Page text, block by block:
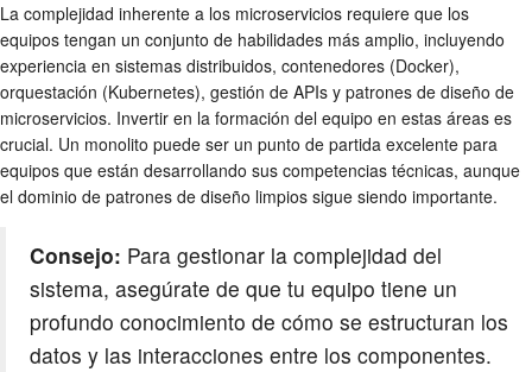
La complejidad inherente a los microservicios requiere que los
equipos tengan un conjunto de habilidades más amplio, incluyendo
experiencia en sistemas distribuidos, contenedores (Docker),
orquestación (Kubernetes), gestión de APIs y patrones de diseño de
microservicios. Invertir en la formación del equipo en estas áreas es
crucial. Un monolito puede ser un punto de partida excelente para
equipos que están desarrollando sus competencias técnicas, aunque
el dominio de patrones de diseño limpios sigue siendo importante.
Consejo: Para gestionar la complejidad del
sistema, asegúrate de que tu equipo tiene un
profundo conocimiento de cómo se estructuran los
datos y las interacciones entre los componentes.